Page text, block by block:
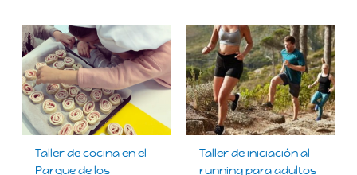
Taller de cocina en el
Parque de los
Taller de iniciación al
running para adultos